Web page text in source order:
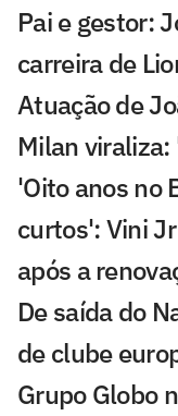
Pai e gestor:
carreira de
Atuação de
Milan viraliza:
'Oito anos no
curtos': Vini
após a
De saída do
de clube
Grupo Globo